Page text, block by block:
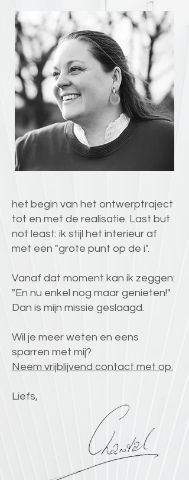
het begin van het ontwerptraject
tot en met de realisatie. Last but
not least: ik stijl het interieur af
met een "grote punt op de i".
Vanaf dat moment kan ik zeggen:
"En nu enkel nog maar genieten!"
Dan is mijn missie geslaagd.
Wil je meer weten en eens
sparren met mij?
Neem vrijblijvend contact met op.
Liefs,